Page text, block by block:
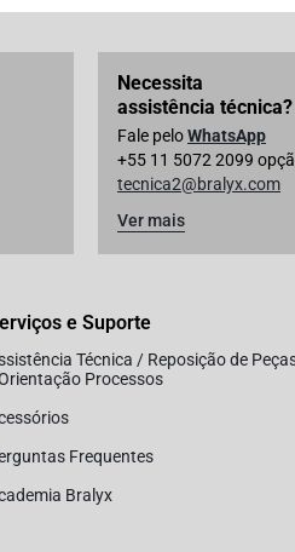
Necessita
assistência técnica?
Fale peloWhatsApp
+55 11 5072 2099
tecnica2@bralyx.com
Ver mais
e Suporte
Técnica / Reposição de
Processos
Frequentes
Bralyx